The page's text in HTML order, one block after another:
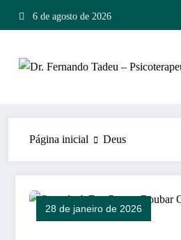
conteúdo
6 de agosto de 2026
Página inicial Deus
28 de janeiro de 2026